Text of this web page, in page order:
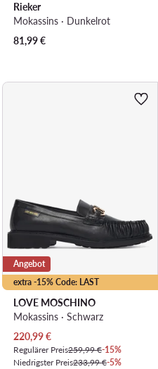
Rieker
Mokassins · Dunkelrot
81,99€
extra -15% Code: LAST
Angebot
LOVE MOSCHINO
Mokassins · Schwarz
Aktueller Preis
220,99€
Regulärer Preis259,99 €-15%
Niedrigster Preis233,99 €-5%